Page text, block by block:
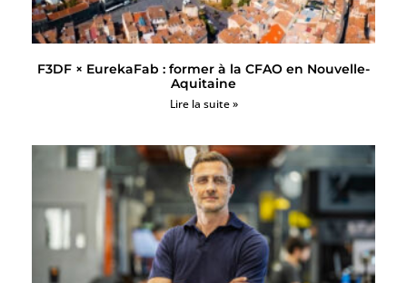
F3DF × EurekaFab : former à la CFAO en Nouvelle-
Aquitaine
Lire la suite »